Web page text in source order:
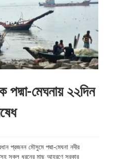
পদ্মা-মেঘনায় ২২দিন
প্রজনন মৌসুমে পদ্মা-মেঘনা নদীর
সকল ধরনের মাছ আহরণে সরকার